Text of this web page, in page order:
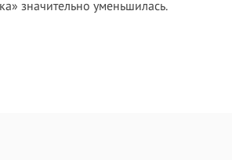
значительно уменьшилась.